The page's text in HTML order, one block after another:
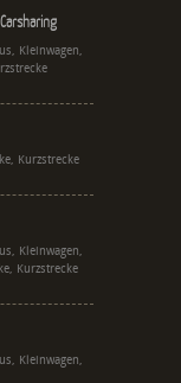
Kleinwagen,
Kurzstrecke
Kleinwagen,
Kurzstrecke
Kleinwagen,